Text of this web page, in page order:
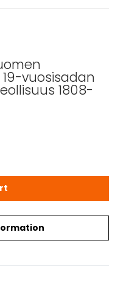
vuosisadan
1808-
historiasta